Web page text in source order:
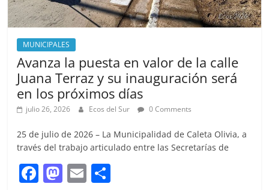
MUNICIPALES
Avanza la puesta en valor de la calle
Juana Terraz y su inauguración será
en los próximos días
julio 26, 2026 Ecos del Sur 0 Comments
25 de julio de 2026 – La Municipalidad de Caleta Olivia, a
través del trabajo articulado entre las Secretarías de
F M E